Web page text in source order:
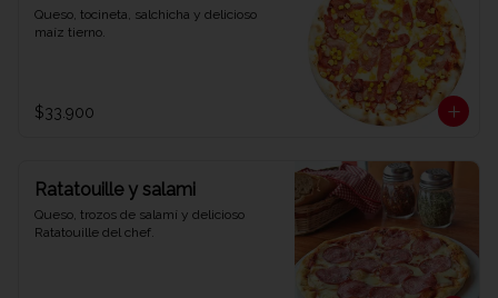
Queso, tocineta, salchicha y delicioso
maíz tierno.
$33.900
Ratatouille y salami
Queso, trozos de salamí y delicioso
Ratatouille del chef.